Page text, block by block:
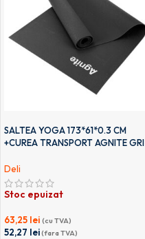
SALTEA YOGA 173*61*0.3 CM
+CUREA TRANSPORT AGNITE GRI
Deli
Stoc epuizat
63,25 lei (cu TVA)
52,27 lei(fara TVA)